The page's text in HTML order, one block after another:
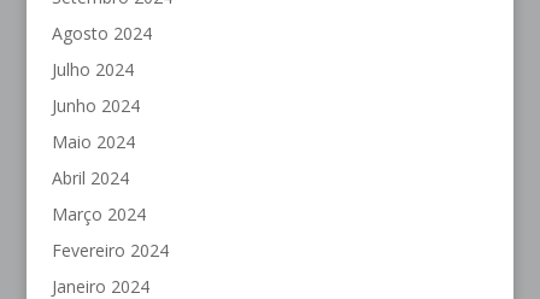
Agosto 2024
Julho 2024
Junho 2024
Maio 2024
Abril 2024
Março 2024
Fevereiro 2024
Janeiro 2024